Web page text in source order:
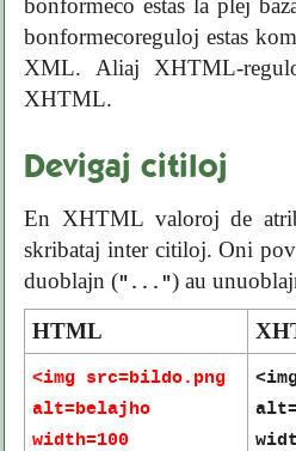
bonformeco estas la plej
bonformecoreguloj estas
XML. Aliaj XHTML-
XHTML.
Devigaj citiloj
En XHTML valoroj de
skribataj inter citiloj. Oni
duoblajn ("...") au
HTML
<img src=bildo.png
alt=belajho
width=100